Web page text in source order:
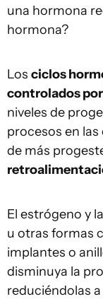
una hormona
hormona?
Los ciclos
controlados
niveles de
procesos en
de más
El estrógeno y
u otras formas
implantes o
disminuya la
reduciéndolas